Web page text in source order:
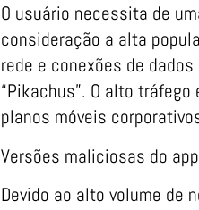
O usuário necessita de
consideração a alta
rede e conexões de
“Pikachus”. O alto
planos móveis
Versões maliciosas do app
Devido ao alto volume de